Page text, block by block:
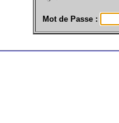
Mot de Passe :